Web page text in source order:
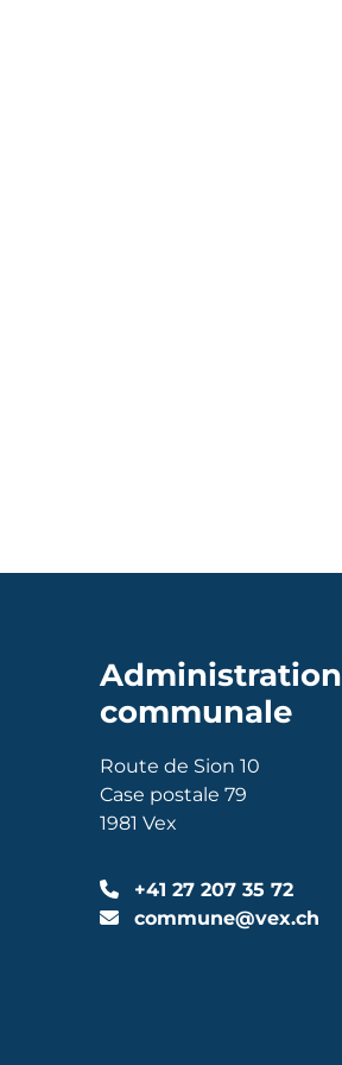
Administration
communale
Route de Sion 10
Case postale 79
1981 Vex
+41 27 207 35 72
commune@vex.ch